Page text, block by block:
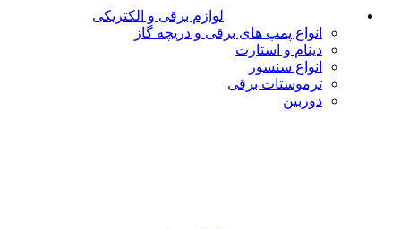
لوازم برقی و الکتریکی
انواع پمپ های برقی و دریچه گاز
دینام و استارت
انواع سنسور
ترموستات برقی
دوربین